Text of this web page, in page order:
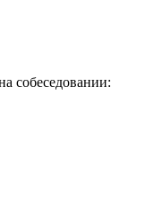
собеседовании: